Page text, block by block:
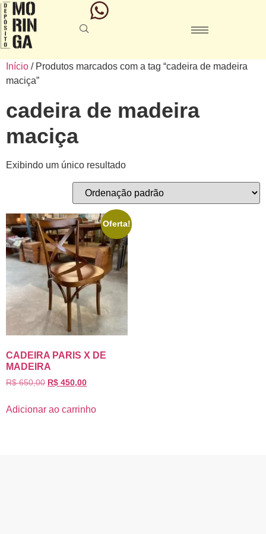
Início / Produtos marcados com a tag “cadeira de madeira
maciça”
cadeira de madeira
maciça
Exibindo um único resultado
Oferta!
CADEIRA PARIS X DE
MADEIRA
R$650,00 R$ 450,00
Adicionar ao carrinho